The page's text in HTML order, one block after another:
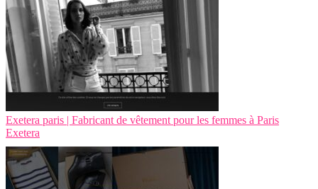
Exetera paris | Fabricant de vêtement pour les femmes à Paris
Exetera